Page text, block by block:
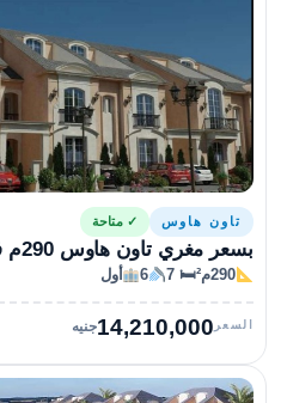
تاون هاوس ✓ متاحة
بسعر مغري تاون هاوس 290م في كمبوند ليان بفيو رائع
290م² 🛏 7
6 أول
السعر 14,210,000جنيه